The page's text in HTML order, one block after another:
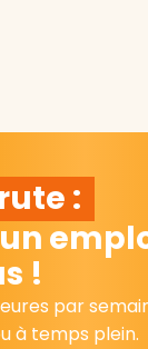
:
!
par
à temps plein.